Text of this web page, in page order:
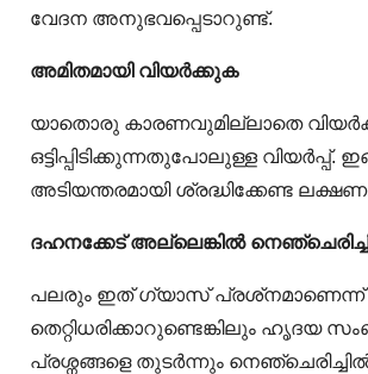
വേദന അനുഭവപ്പെടാറുണ്ട്.
അമിതമായി വിയര്‍ക്കുക
യാതൊരു കാരണവുമില്ലാതെ
ഒട്ടിപ്പിടിക്കുന്നതുപോലുള്ള വിയര്‍പ്പ്.
അടിയന്തരമായി ശ്രദ്ധിക്കേണ്ട
ദഹനക്കേട് അല്ലെങ്കില്‍
പലരും ഇത് ഗ്യാസ് പ്രശ്‌നമാണെന്ന്
തെറ്റിധരിക്കാറുണ്ടെങ്കിലും ഹൃദയ
പ്രശ്നങ്ങളെ തുടർന്നും